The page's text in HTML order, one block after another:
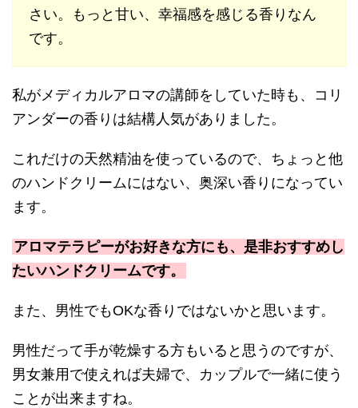
さい。もっと甘い、幸福感を感じる香りなん
です。
私がメディカルアロマの講師をしていた時も、コリ
アンダーの香りは結構人気がありました。
これだけの天然精油を使っているので、ちょっと他
のハンドクリームにはない、奥深い香りになってい
ます。
アロマテラピーがお好きな方にも、是非おすすめし
たいハンドクリームです。
また、男性でもOKな香りではないかと思います。
男性だって手が乾燥する方もいると思うのですが、
男女兼用で使えれば夫婦で、カップルで一緒に使う
ことが出来ますね。